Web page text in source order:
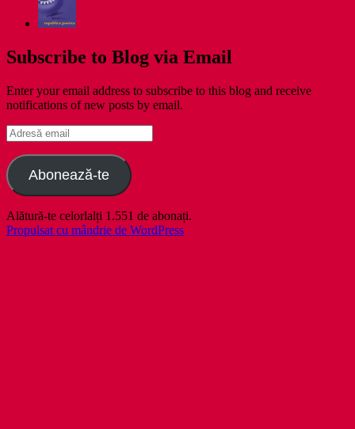
Subscribe to Blog via Email
Enter your email address to subscribe to this blog and receive
notifications of new posts by email.
Adresă
email
Abonează-te
Alătură-te celorlalți 1.551 de abonați.
Propulsat cu mândrie de WordPress